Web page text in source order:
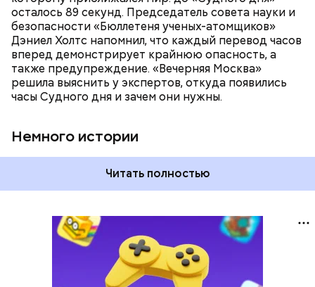
осталось 89 секунд. Председатель совета науки и
безопасности «Бюллетеня ученых-атомщиков»
Дэниел Холтс напомнил, что каждый перевод часов
вперед демонстрирует крайнюю опасность, а
также предупреждение. «Вечерняя Москва»
решила выяснить у экспертов, откуда появились
часы Судного дня и зачем они нужны.
Немного истории
время — без двух минут полночь. Вторая холодная
война между США и уже Россией стала обыденным
предметом обсуждения для аналитиков со всего
мира. Но, помимо перспективы отправиться в
«атомный рай», с 2007 года на стрелку часов
влияет еще одна глобальная угроза —
климатические изменения.
Читать полностью